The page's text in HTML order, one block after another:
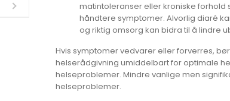
matintoleranser eller kroniske
håndtere symptomer. Alvorlig diaré
og riktig omsorg kan bidra til å lindre
Hvis symptomer vedvarer eller forverres,
helserådgivning umiddelbart for optimale
helseproblemer. Mindre vanlige men
helseproblemer.